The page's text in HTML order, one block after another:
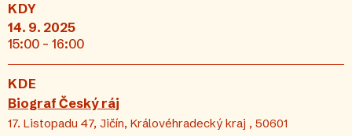
KDY
14. 9. 2025
15:00 - 16:00
KDE
Biograf Český ráj
17. Listopadu 47, Jičín, Královéhradecký kraj , 50601